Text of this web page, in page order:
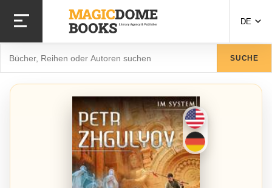
zum
Inhalt
DE
SUCHE